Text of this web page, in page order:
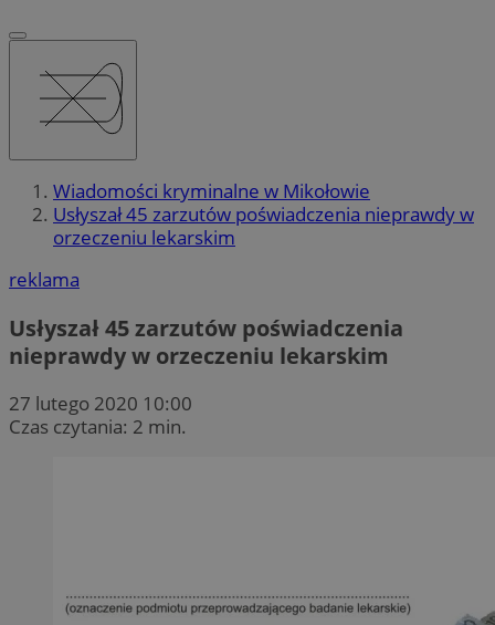
Wiadomości kryminalne w Mikołowie
Usłyszał 45 zarzutów poświadczenia nieprawdy w
orzeczeniu lekarskim
reklama
Usłyszał 45 zarzutów poświadczenia
nieprawdy w orzeczeniu lekarskim
27 lutego 2020 10:00
Czas czytania: 2 min.